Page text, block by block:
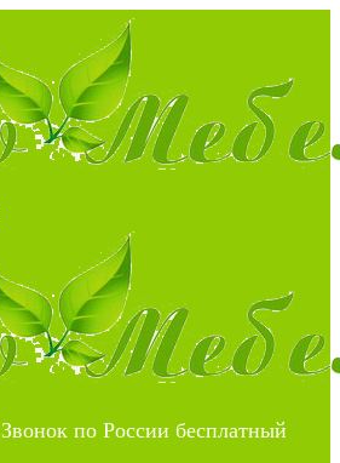
Звонок по России бесплатный